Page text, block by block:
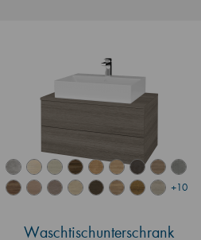
+10
Waschtischunterschrank